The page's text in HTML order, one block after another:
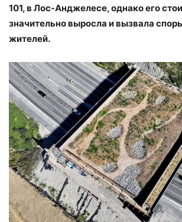
101, в Лос-Анджелесе, однако его
значительно выросла и вызвала
жителей.